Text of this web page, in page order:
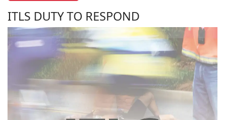
ITLS DUTY TO RESPOND